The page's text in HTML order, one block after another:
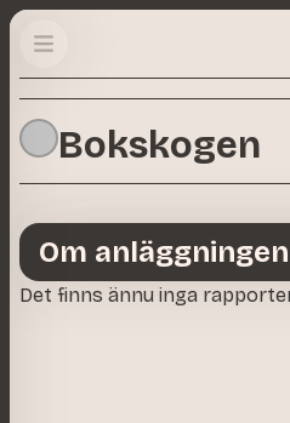
Bokskogen
Det finns ännu inga
Om anläggningen